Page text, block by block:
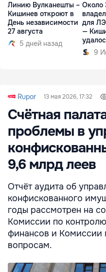
Линию Вулканешты –
Кишинев откроют в
День независимости
27 августа
5 дней назад
Около
для
—
9
Rupor 13 мая 2026, 17:32
Счётная
проблемы в
9,6 млрд леев
Отчёт аудита об
конфискованного
годы рассмотрен на
Комиссии по
финансов и Комиссии
вопросам.